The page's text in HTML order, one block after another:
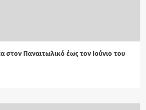
Παναιτωλικό έως τον Ιούνιο του